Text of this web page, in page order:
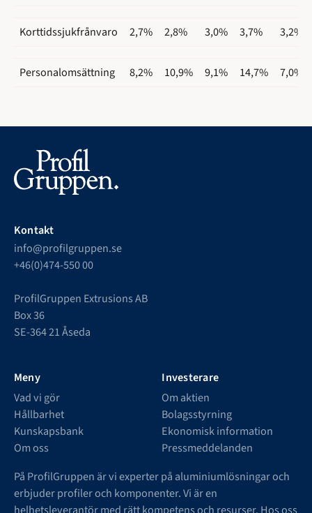
Korttidssjukfrånvaro 2,7% 2,8% 3,0% 3,7% 3,2%
Personalomsättning 8,2% 10,9% 9,1% 14,7% 7,0%
Kontakt
info@profilgruppen.se
+46(0)474-550 00
ProfilGruppen Extrusions AB
Box 36
SE-364 21 Åseda
Meny
Vad vi gör
Hållbarhet
Kunskapsbank
Om oss
Investerare
Om aktien
Bolagsstyrning
Ekonomisk information
Pressmeddelanden
På ProfilGruppen är vi experter på aluminiumlösningar och
erbjuder profiler och komponenter. Vi är en